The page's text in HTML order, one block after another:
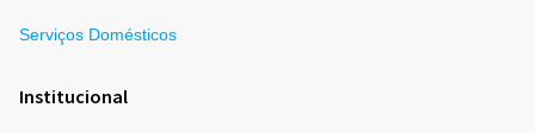
Serviços Domésticos
Institucional